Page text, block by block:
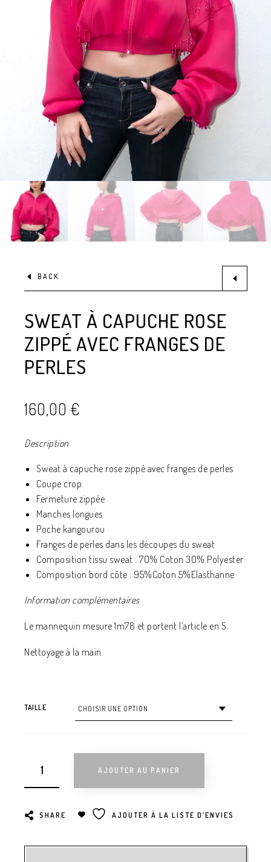
BACK
SWEAT À CAPUCHE ROSE
ZIPPÉ AVEC FRANGES DE
PERLES
160,00 €
Description
Sweat à capuche rose zippé avec franges de perles
Coupe crop
Fermeture zippée
Manches longues
Poche kangourou
Franges de perles dans les découpes du sweat
Composition tissu sweat : 70% Coton 30% Polyester
Composition bord côte : 95%Coton 5%Elasthanne
Information complémentaires
Le mannequin mesure 1m78 et portent l’article en S.
Nettoyage à la main.
TAILLE
AJOUTER AU PANIER
SHARE AJOUTER À LA LISTE D’ENVIES